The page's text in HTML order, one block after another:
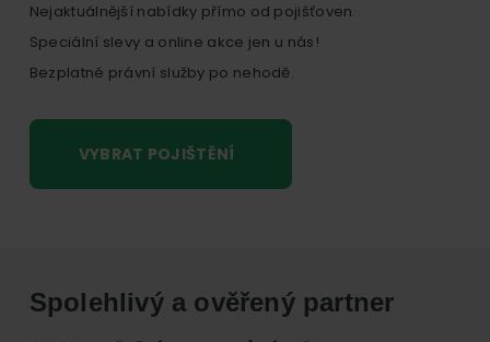
Nejaktuálnější nabídky přímo od pojišťoven.
Speciální slevy a online akce jen u nás!
Bezplatné právní služby po nehodě.
VYBRAT POJIŠTĚNÍ
Spolehlivý a ověřený partner